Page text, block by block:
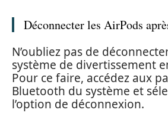
Déconnecter les AirPods
N’oubliez pas de
système de divertissement
Pour ce faire, accédez aux
Bluetooth du système et
l’option de déconnexion.